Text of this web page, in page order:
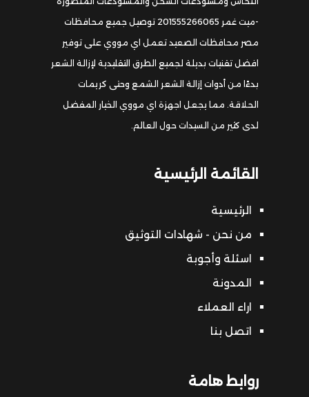
-ميت غمر 201555266065 توصيل جميع محافظات
مصر محافظات الصعيد تعمل اي مووي على توفير
افضل تقنيات بديلة لجميع الطرق التقليدية لإزالة الشعر
بدءًا من أدوات إزالة الشعر الشمع وحتى كريمات
الحلاقة. مما يجعل اجهزة اي مووي الخيار المفضل
لدى كثير من السيدات حول العالم.
القائمة الرئيسية
الرئيسية
من نحن - شهادات التوثيق
اسئلة وأجوبة
المدونة
اراء العملاء
اتصل بنا
روابط هامة